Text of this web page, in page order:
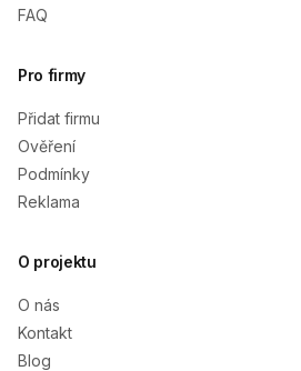
FAQ
Pro firmy
Přidat firmu
Ověření
Podmínky
Reklama
O projektu
O nás
Kontakt
Blog